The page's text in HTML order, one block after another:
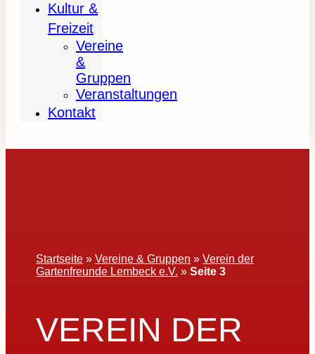
Kultur &
Freizeit
Vereine
&
Gruppen
Veranstaltungen
Kontakt
Startseite »Vereine & Gruppen »Verein der
Gartenfreunde Lembeck e.V. »Seite 3
VEREIN DER